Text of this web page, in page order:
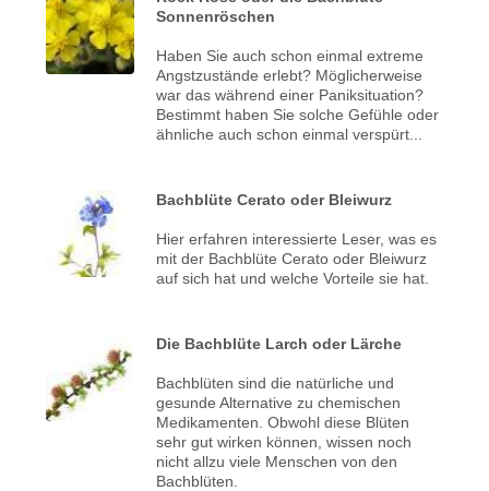
Sonnenröschen
Haben Sie auch schon einmal extreme
Angstzustände erlebt? Möglicherweise
war das während einer Paniksituation?
Bestimmt haben Sie solche Gefühle oder
ähnliche auch schon einmal verspürt...
Bachblüte Cerato oder Bleiwurz
Hier erfahren interessierte Leser, was es
mit der Bachblüte Cerato oder Bleiwurz
auf sich hat und welche Vorteile sie hat.
Die Bachblüte Larch oder Lärche
Bachblüten sind die natürliche und
gesunde Alternative zu chemischen
Medikamenten. Obwohl diese Blüten
sehr gut wirken können, wissen noch
nicht allzu viele Menschen von den
Bachblüten.